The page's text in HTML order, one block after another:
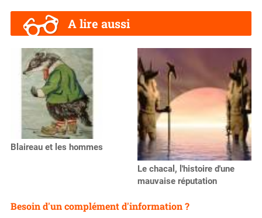
A lire aussi
Blaireau et les hommes
Le chacal, l'histoire d'une
mauvaise réputation
Besoin d'un complément d'information ?